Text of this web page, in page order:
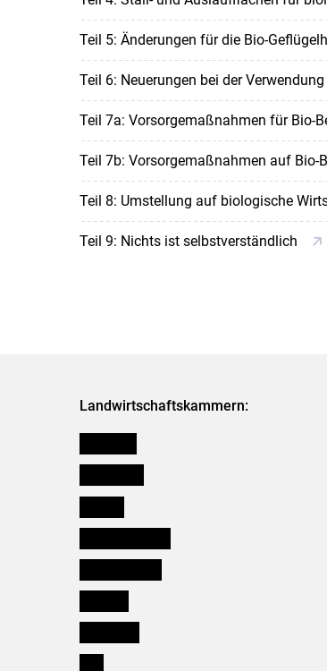
Teil 5: Änderungen für die Bio-
Teil 6: Neuerungen bei der
Teil 7a: Vorsorgemaßnahmen für Bio-
Teil 7b: Vorsorgemaßnahmen auf Bio-
Teil 8: Umstellung auf biologische
Teil 9: Nichts ist selbstverständlich
Landwirtschaftskammern: